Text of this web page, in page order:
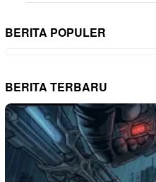
BERITA POPULER
BERITA TERBARU